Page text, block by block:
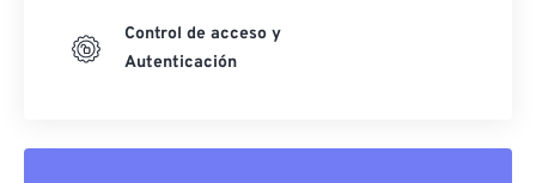
Control de acceso y
Autenticación